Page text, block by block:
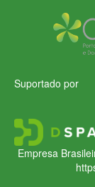
Suportado por
Empresa